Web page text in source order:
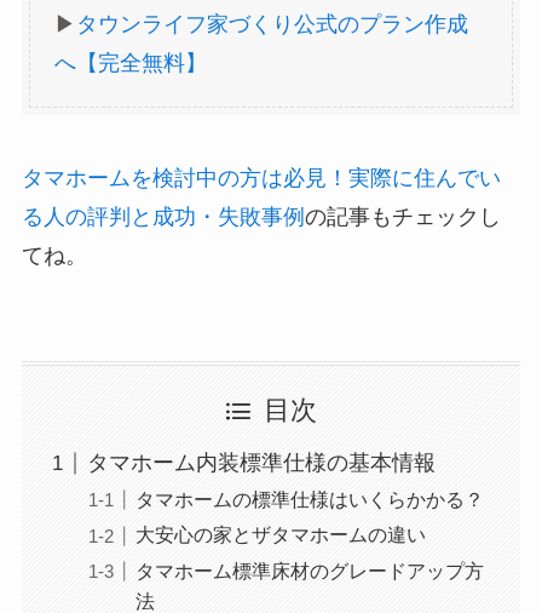
▶︎ タウンライフ家づくり公式のプラン作成
へ【完全無料】
タマホームを検討中の方は必見！実際に住んでい
る人の評判と成功・失敗事例 の記事もチェックし
てね。
目次
タマホーム内装標準仕様の基本情報
タマホームの標準仕様はいくらかかる？
大安心の家とザタマホームの違い
タマホーム標準床材のグレードアップ方
法